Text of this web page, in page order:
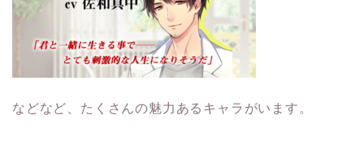
などなど、たくさんの魅力あるキャラがいます。